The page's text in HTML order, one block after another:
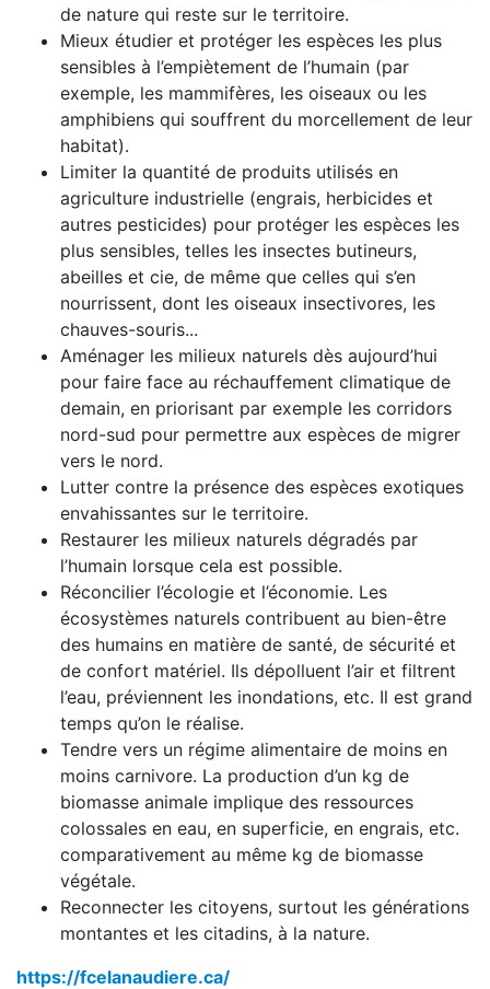
de nature qui reste sur le territoire.
Mieux étudier et protéger les espèces les plus
sensibles à l’empiètement de l’humain (par
exemple, les mammifères, les oiseaux ou les
amphibiens qui souffrent du morcellement de leur
habitat).
Limiter la quantité de produits utilisés en
agriculture industrielle (engrais, herbicides et
autres pesticides) pour protéger les espèces les
plus sensibles, telles les insectes butineurs,
abeilles et cie, de même que celles qui s’en
nourrissent, dont les oiseaux insectivores, les
chauves-souris...
Aménager les milieux naturels dès aujourd’hui
pour faire face au réchauffement climatique de
demain, en priorisant par exemple les corridors
nord-sud pour permettre aux espèces de migrer
vers le nord.
Lutter contre la présence des espèces exotiques
envahissantes sur le territoire.
Restaurer les milieux naturels dégradés par
l’humain lorsque cela est possible.
Réconcilier l’écologie et l’économie. Les
écosystèmes naturels contribuent au bien-être
des humains en matière de santé, de sécurité et
de confort matériel. Ils dépolluent l’air et filtrent
l’eau, préviennent les inondations, etc. Il est grand
temps qu’on le réalise.
Tendre vers un régime alimentaire de moins en
moins carnivore. La production d’un kg de
biomasse animale implique des ressources
colossales en eau, en superficie, en engrais, etc.
comparativement au même kg de biomasse
végétale.
Reconnecter les citoyens, surtout les générations
montantes et les citadins, à la nature.
https://fcelanaudiere.ca/